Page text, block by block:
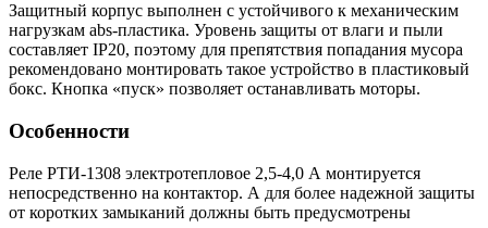
Защитный корпус выполнен с устойчивого к механическим
нагрузкам abs-пластика. Уровень защиты от влаги и пыли
составляет IP20, поэтому для препятствия попадания мусора
рекомендовано монтировать такое устройство в пластиковый
бокс. Кнопка «пуск» позволяет останавливать моторы.
Особенности
Реле РТИ-1308 электротепловое 2,5-4,0 А монтируется
непосредственно на контактор. А для более надежной защиты
от коротких замыканий должны быть предусмотрены